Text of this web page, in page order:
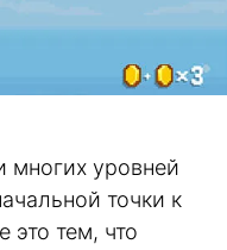
многих уровней
точки к
это тем, что